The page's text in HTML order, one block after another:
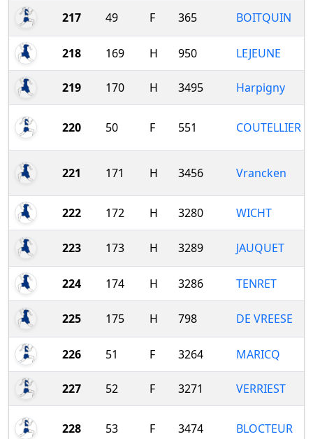
217 49 F 365 BOITQUIN
218 169 H 950 LEJEUNE
219 170 H 3495 Harpigny
220 50 F 551 COUTELLIER
221 171 H 3456 Vrancken
222 172 H 3280 WICHT
223 173 H 3289 JAUQUET
224 174 H 3286 TENRET
225 175 H 798 DE VREESE
226 51 F 3264 MARICQ
227 52 F 3271 VERRIEST
228 53 F 3474 BLOCTEUR